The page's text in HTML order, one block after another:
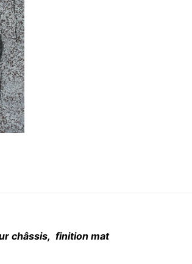
châssis, finition mat